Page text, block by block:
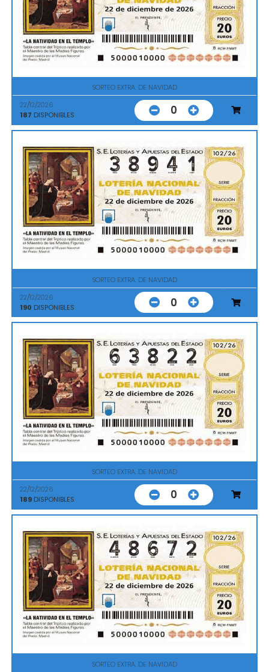
SORTEO EXTRA. DE NAVIDAD
22/12/2026
187 DISPONIBLES 0
SORTEO EXTRA. DE NAVIDAD
22/12/2026
190 DISPONIBLES 0
SORTEO EXTRA. DE NAVIDAD
22/12/2026
189 DISPONIBLES 0
SORTEO EXTRA. DE NAVIDAD